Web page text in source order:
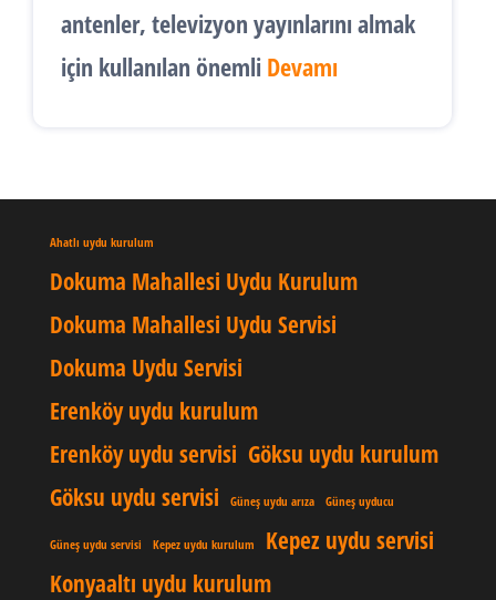
antenler, televizyon yayınlarını almak
için kullanılan önemli Devamı
Ahatlı uydu kurulum
Dokuma Mahallesi Uydu Kurulum
Dokuma Mahallesi Uydu Servisi
Dokuma Uydu Servisi
Erenköy uydu kurulum
Erenköy uydu servisi Göksu uydu kurulum
Göksu uydu servisi
Güneş uydu arıza Güneş uyducu
Güneş uydu servisi Kepez uydu kurulum
Kepez uydu servisi
Konyaaltı uydu kurulum